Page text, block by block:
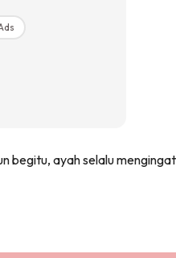
begitu, ayah selalu